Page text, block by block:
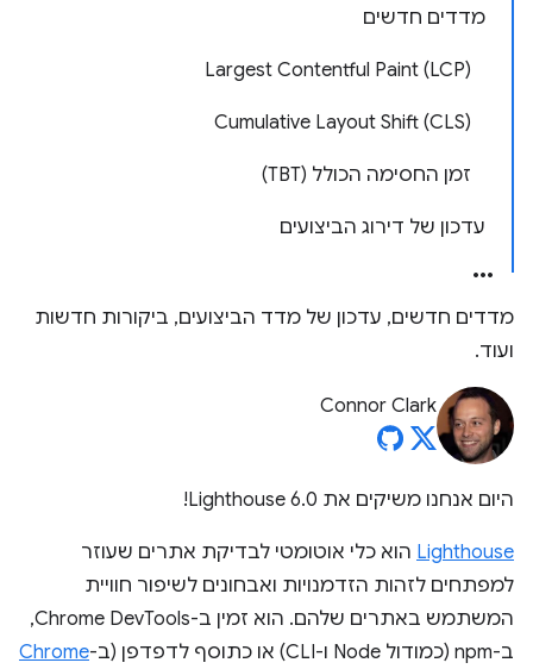
מדדים חדשים
Largest Contentful Paint (LCP)
Cumulative Layout Shift (CLS)
זמן החסימה הכולל (TBT)
עדכון של דירוג הביצועים
מדדים חדשים, עדכון של מדד הביצועים, ביקורות חדשות
ועוד.
Connor Clark
היום אנחנו משיקים את Lighthouse 6.0!
Lighthouse הוא כלי אוטומטי לבדיקת אתרים שעוזר
למפתחים לזהות הזדמנויות ואבחונים לשיפור חוויית
המשתמש באתרים שלהם. הוא זמין ב-Chrome DevTools,
ב-npm (כמודול Node ו-CLI) או כתוסף לדפדפן (ב-
Chrome